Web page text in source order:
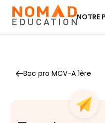
NOTRE
Bac pro MCV-A 1ère